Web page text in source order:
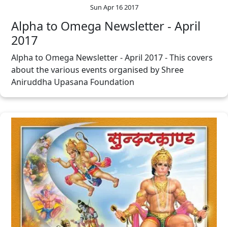
Sun Apr 16 2017
Alpha to Omega Newsletter - April
2017
Alpha to Omega Newsletter - April 2017 - This covers
about the various events organised by Shree
Aniruddha Upasana Foundation